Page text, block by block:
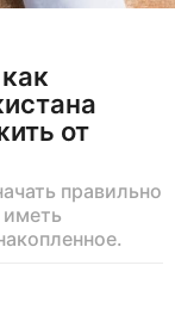
от
правильно
иметь